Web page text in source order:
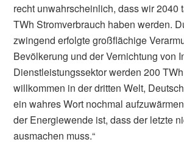
recht unwahrscheinlich, dass wir 2040
TWh Stromverbrauch haben werden.
zwingend erfolgte großflächige
Bevölkerung und der Vernichtung von
Dienstleistungssektor werden 200
willkommen in der dritten Welt,
ein wahres Wort nochmal
der Energiewende ist, dass der letzte
ausmachen muss.“